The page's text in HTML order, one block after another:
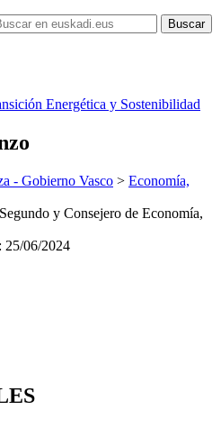
Energética y Sostenibilidad
- Gobierno Vasco > Economía,
y Consejero de Economía,
: 25/06/2024